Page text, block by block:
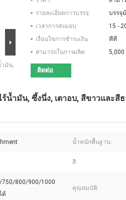
มัน,
รายละเอียดการบรรจุ:
บรรจุ
เวลาการส่งมอบ:
15 -
เงื่อนไขการชำระเงิน:
ทีที
สามารถในการผลิต:
ติดต่อ
ำมัน, ซึ้งนึ่ง, เตาอบ, สีขาวและสี
น้ำหนักพื้นฐาน:
สี:
800/900/1000
ด้
คุณสมบัติ: